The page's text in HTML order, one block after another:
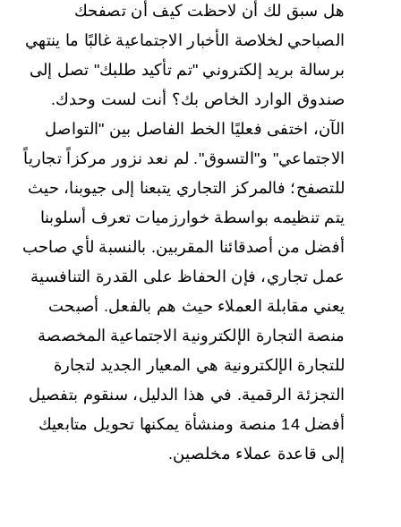
هل سبق لك أن لاحظت كيف أن تصفحك
الصباحي لخلاصة الأخبار الاجتماعية غالبًا ما ينتهي
برسالة بريد إلكتروني "تم تأكيد طلبك" تصل إلى
صندوق الوارد الخاص بك؟ أنت لست وحدك.
الآن، اختفى فعليًا الخط الفاصل بين "التواصل
الاجتماعي" و"التسوق". لم نعد نزور مركزاً تجارياً
للتصفح؛ فالمركز التجاري يتبعنا إلى جيوبنا، حيث
يتم تنظيمه بواسطة خوارزميات تعرف أسلوبنا
أفضل من أصدقائنا المقربين. بالنسبة لأي صاحب
عمل تجاري، فإن الحفاظ على القدرة التنافسية
يعني مقابلة العملاء حيث هم بالفعل. أصبحت
منصة التجارة الإلكترونية الاجتماعيةالمخصصة
للتجارة الإلكترونيةهي المعيار الجديد لتجارة
التجزئة الرقمية. في هذا الدليل، سنقوم بتفصيل
أفضل 14 منصة ومنشأة يمكنها تحويل متابعيك
إلى قاعدة عملاء مخلصين.